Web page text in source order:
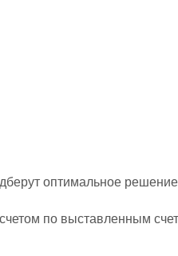
оптимальное
по выставленным